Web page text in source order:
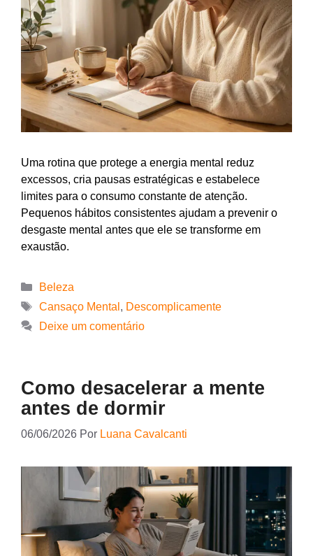
Uma rotina que protege a energia mental reduz
excessos, cria pausas estratégicas e estabelece
limites para o consumo constante de atenção.
Pequenos hábitos consistentes ajudam a prevenir o
desgaste mental antes que ele se transforme em
exaustão.
Beleza
Cansaço Mental , Descomplicamente
Deixe um comentário
Como desacelerar a mente
antes de dormir
06/06/2026 Por Luana Cavalcanti